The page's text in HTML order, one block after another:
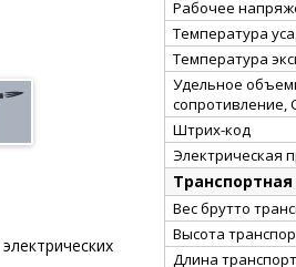
Рабочее
Температура
Температура
Удельное
сопротивление,
Штрих-код
Электрическая
Вес брутто
Высота
Длина